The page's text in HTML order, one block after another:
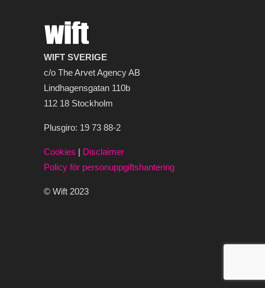
WIFT SVERIGE
c/o The Arvet Agency AB
Lindhagensgatan 110b
112 18 Stockholm
Plusgiro: 19 73 88-2
Cookies | Disclaimer
Policy för personuppgiftshantering
© Wift 2023